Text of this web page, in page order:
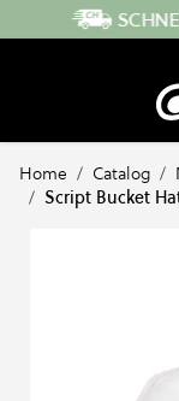
Direkt zum Inhalt
Home / Catalog /
/ Script Bucket